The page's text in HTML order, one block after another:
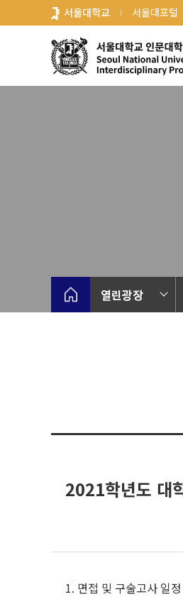
로
서울대학교 서울대포털
열린광장
2021학년도 대
1. 면접 및 구술고사 일